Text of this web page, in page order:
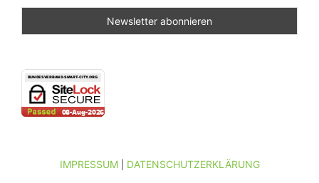
IMPRESSUM| DATENSCHUTZERKLÄRUNG